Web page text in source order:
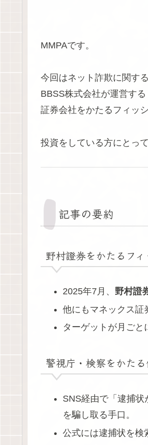
MMPAです。
今回はネット詐欺に関す
BBSS株式会社が運営す
証券会社をかたるフィッ
投資をしている方にとっ
記事の要約
野村證券をかたるフ
2025年7月、 野村證
他にもマネックス証
ターゲットが月ごと
警視庁・検察をかた
SNS経由で「逮捕
を騙し取る手口。
公式には逮捕状を検